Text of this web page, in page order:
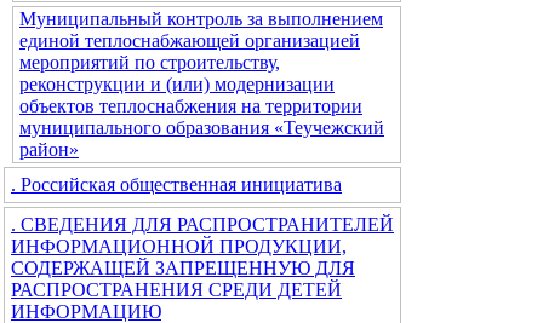
Муниципальный контроль за выполнением
единой теплоснабжающей организацией
мероприятий по строительству,
реконструкции и (или) модернизации
объектов теплоснабжения на территории
муниципального образования «Теучежский
район»
. Российская общественная инициатива
. СВЕДЕНИЯ ДЛЯ РАСПРОСТРАНИТЕЛЕЙ
ИНФОРМАЦИОННОЙ ПРОДУКЦИИ,
СОДЕРЖАЩЕЙ ЗАПРЕЩЕННУЮ ДЛЯ
РАСПРОСТРАНЕНИЯ СРЕДИ ДЕТЕЙ
ИНФОРМАЦИЮ